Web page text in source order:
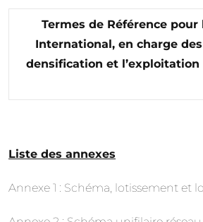
Termes de Référence
International, en charge
densification et
Liste des annexes
Annexe 1 : Schéma, lotissement et